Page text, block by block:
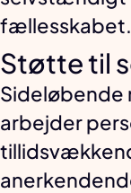
fællesskabet.
Støtte til
Sideløbende
arbejder